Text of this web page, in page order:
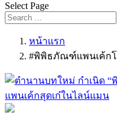
Select Page
หน้าแรก
#พิพิธภัณฑ์แพนเค้ก